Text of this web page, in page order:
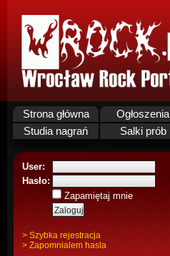
Strona główna Ogłoszenia
Studia nagrań
Salki prób
User:
Hasło:
Zapamiętaj mnie
> Szybka rejestracja
> Zapomnialem hasla